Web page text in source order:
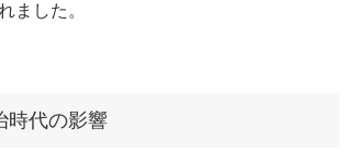
ました。
時代の影響